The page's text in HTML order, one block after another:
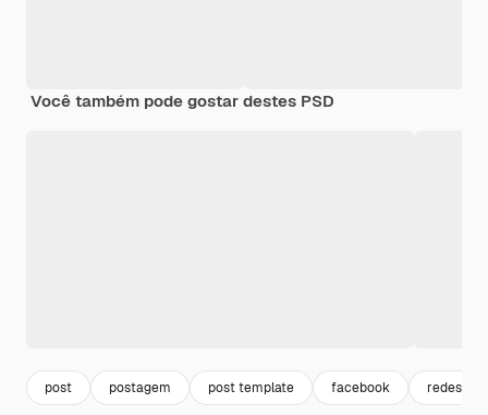
Você também pode gostar destes PSD
post postagem post template facebook redes